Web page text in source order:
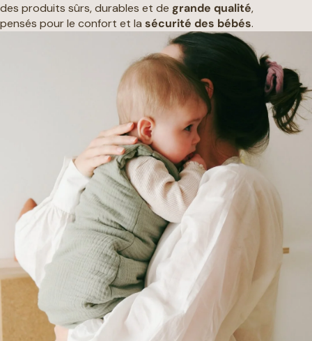
des produits sûrs, durables et de grande qualité,
pensés pour le confort et la sécurité des bébés.